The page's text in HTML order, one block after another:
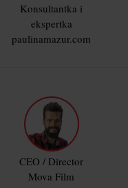
Konsultantka i
ekspertka
paulinamazur.com
CEO / Director
Mova Film